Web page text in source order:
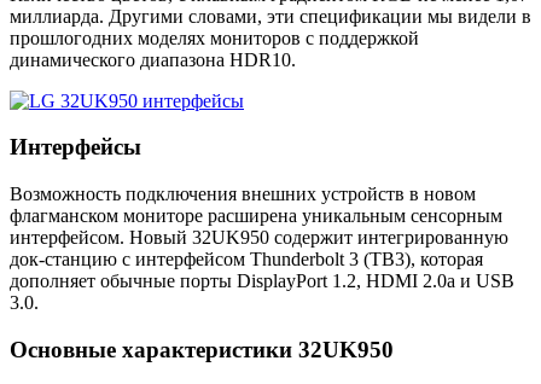
миллиарда. Другими словами, эти спецификации мы видели в
прошлогодних моделях мониторов с поддержкой
динамического диапазона HDR10.
Интерфейсы
Возможность подключения внешних устройств в новом
флагманском мониторе расширена уникальным сенсорным
интерфейсом. Новый 32UK950 содержит интегрированную
док-станцию с интерфейсом Thunderbolt 3 (TB3), которая
дополняет обычные порты DisplayPort 1.2, HDMI 2.0a и USB
3.0.
Основные характеристики 32UK950